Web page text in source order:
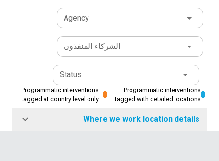
Agency
الشركاء المنفذون
Status
Programmatic interventions
tagged with detailed locations
Programmatic interventions
tagged at country level only
Where we work location details